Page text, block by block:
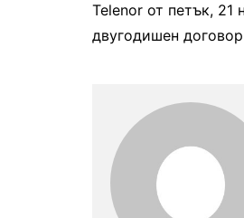
Telenor от петък,
двугодишен